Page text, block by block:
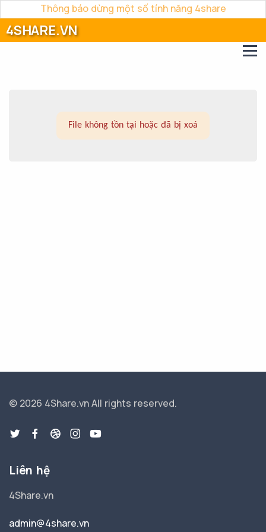
Thông báo dừng một số tính năng 4share
4SHARE.VN
File không tồn tại hoặc đã bị xoá
© 2026 4Share.vnAll rights reserved.
Liên hệ
4Share.vn
admin@4share.vn